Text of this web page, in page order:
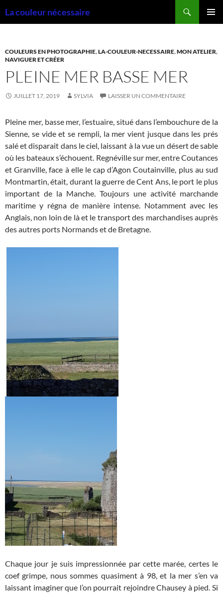
auLa couleur nécessaire
COULEURS EN PHOTOGRAPHIE,LA-COULEUR-NECESSAIRE,MON ATELIER,
NAVIGUER ET CRÉER
PLEINE MER BASSE MER
JUILLET 17, 2019 SYLVIA LAISSER UN COMMENTAIRE
Pleine mer, basse mer, l’estuaire, situé dans l’embouchure de la
Sienne, se vide et se rempli, la mer vient jusque dans les prés
salé et disparait dans le ciel, laissant à la vue un désert de sable
où les bateaux s’échouent. Regnéville sur mer, entre Coutances
et Granville, face à elle le cap d’Agon Coutainville, plus au sud
Montmartin, était, durant la guerre de Cent Ans, le port le plus
important de la Manche. Toujours une activité marchande
maritime y régna de manière intense. Notamment avec les
Anglais, non loin de là et le transport des marchandises auprès
des autres ports Normands et de Bretagne.
Chaque jour je suis impressionnée par cette marée, certes le
coef grimpe, nous sommes quasiment à 98, et la mer s’en va
laissant imaginer que l’on pourrait rejoindre Chausey à pied. Si